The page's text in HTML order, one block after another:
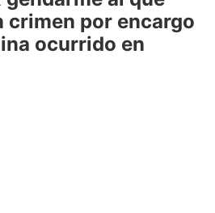
crimen por encargo
ocurrido en